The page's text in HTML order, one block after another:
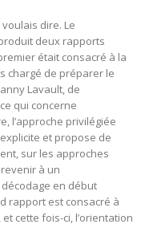
voulais dire. Le
deux rapports
était consacré à la
chargé de préparer le
Lavault, de
qui concerne
l’approche privilégiée
et propose de
sur les approches
à un
en début
rapport est consacré à
cette fois-ci, l’orientation